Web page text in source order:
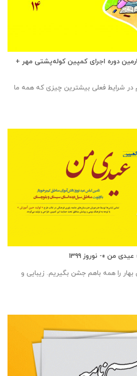
یاوری – چهارمین دوره اجرای کمپین کوله‌پشتی مهر +
در شرایط فعلی بیشترین چیزی که همه ما
من »- نوروز ۱۳۹۹
بهار را همه باهم جشن بگیریم. زیبایی و